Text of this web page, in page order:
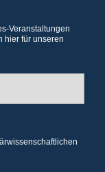
Veranstaltungen
hier für unseren